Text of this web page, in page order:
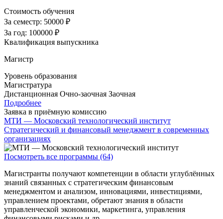
Стоимость обучения
За семестр: 50000 ₽
За год: 100000 ₽
Квалификация выпускника
Магистр
Уровень образования
Магистратура
Дистанционная Очно-заочная Заочная
Подробнее
Заявка в приёмную комиссию
МТИ — Московский технологический институт
Стратегический и финансовый менеджмент в современных
организациях
Посмотреть все программы (64)
Магистранты получают компетенции в области углублённых
знаний связанных с стратегическим финансовым
менеджментом и анализом, инновациями, инвестициями,
управлением проектами, обретают знания в области
управленческой экономики, маркетинга, управления